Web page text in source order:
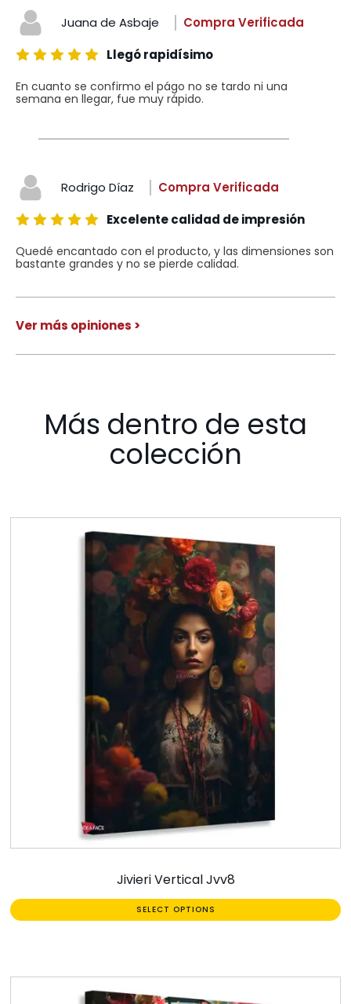
Juana de Asbaje
Compra Verificada
Llegó rapidísimo
En cuanto se confirmo el págo no se tardo ni una
semana en llegar, fue muy rápido.
Rodrigo Díaz
Compra Verificada
Excelente calidad de impresión
Quedé encantado con el producto, y las dimensiones son
bastante grandes y no se pierde calidad.
Ver más opiniones >
Más dentro de esta
colección
Jivieri Vertical Jvv8
SELECT OPTIONS